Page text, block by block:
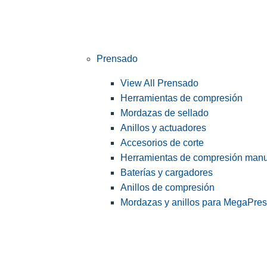
Prensado
View All Prensado
Herramientas de compresión
Mordazas de sellado
Anillos y actuadores
Accesorios de corte
Herramientas de compresión
Baterías y cargadores
Anillos de compresión
Mordazas y anillos para